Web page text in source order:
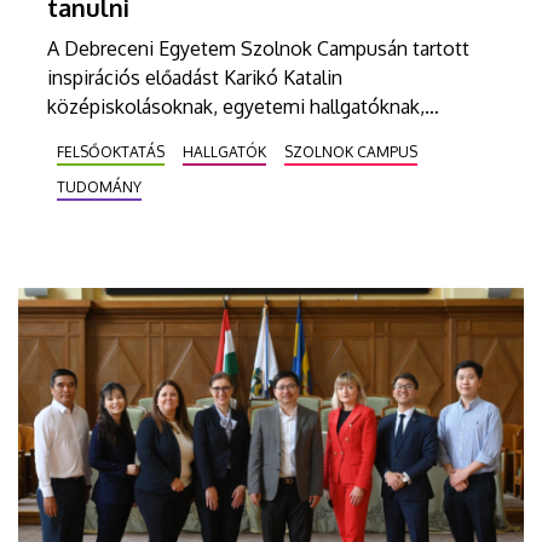
tanulni
A Debreceni Egyetem Szolnok Campusán tartott
inspirációs előadást Karikó Katalin
középiskolásoknak, egyetemi hallgatóknak,
kutatói életút kihívásairól, eredményeiről. A Nobel-
díjas kutatóbiológus kiemelte: a siker nem segít a
FELSŐOKTATÁS HALLGATÓK
SZOLNOK CAMPUS
TUDOMÁNY